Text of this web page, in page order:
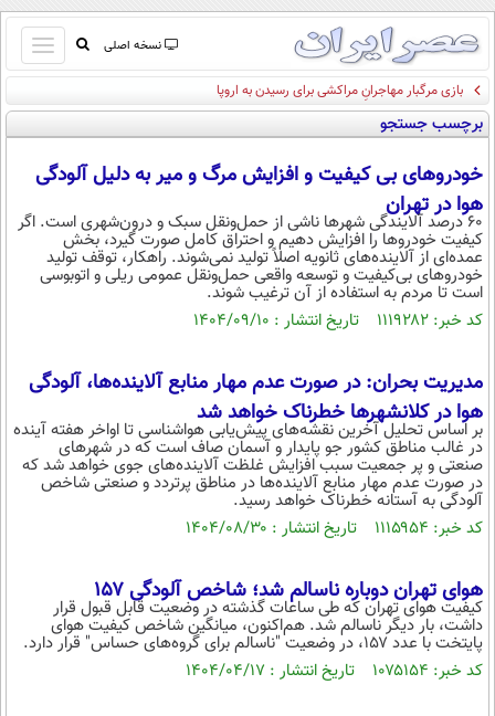
نسخه اصلی
باز
و
بسته
کردن
صفحه اول
جستجو
آب و هوا
اوقات شرعی
پیوند ها
سواد زندگی
اقتصاد
اقتصادی
خودرو
جامعه
اجتماعی
حوادث
یک برش دانایی
محیط زیست
سفر و تفریح
ورزشی
بین الملل
سیاست خارجی
فرهنگ و هنر
علم و دانش
فناوری و It
قرآن
گوناگون
بازی مرگبار مهاجرانِ مراکشی برای رسیدن به اروپا
برچسب جستجو
خودروهای بی کیفیت و افزایش مرگ و میر به دلیل آلودگی
هوا در تهران
۶۰ درصد آلایندگی شهرها ناشی از حمل‌ونقل سبک و درون‌شهری است. اگر
کیفیت خودروها را افزایش دهیم و احتراق کامل صورت گیرد، بخش
عمده‌ای از آلاینده‌های ثانویه اصلاً تولید نمی‌شوند. راهکار، توقف تولید
خودروهای بی‌کیفیت و توسعه واقعی حمل‌ونقل عمومی ریلی و اتوبوسی
است تا مردم به استفاده از آن ترغیب شوند.
کد خبر: ۱۱۱۹۲۸۲ تاریخ انتشار : ۱۴۰۴/۰۹/۱۰
مدیریت بحران: در صورت عدم مهار منابع آلاینده‌ها، آلودگی
هوا در کلانشهرها خطرناک خواهد شد
بر اساس تحلیل آخرین نقشه‌های پیش‌یابی هواشناسی تا اواخر هفته آینده
در غالب مناطق کشور جو پایدار و آسمان صاف است که در شهرهای
صنعتی و پر جمعیت سبب افزایش غلظت آلاینده‌های جوی خواهد شد که
در صورت عدم مهار منابع آلاینده‌ها در مناطق پرتردد و صنعتی شاخص
آلودگی به آستانه خطرناک خواهد رسید.
کد خبر: ۱۱۱۵۹۵۴ تاریخ انتشار : ۱۴۰۴/۰۸/۳۰
هوای تهران دوباره ناسالم شد؛ شاخص آلودگی ۱۵۷
کیفیت هوای تهران که طی ساعات گذشته در وضعیت قابل قبول قرار
داشت، بار دیگر ناسالم شد. هم‌اکنون، میانگین شاخص کیفیت هوای
پایتخت با عدد ۱۵۷، در وضعیت "ناسالم برای گروه‌های حساس" قرار دارد.
کد خبر: ۱۰۷۵۱۵۴ تاریخ انتشار : ۱۴۰۴/۰۴/۱۷